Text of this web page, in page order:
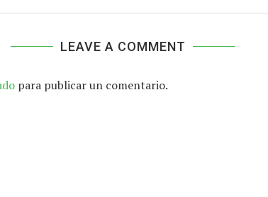
LEAVE A COMMENT
para publicar un comentario.